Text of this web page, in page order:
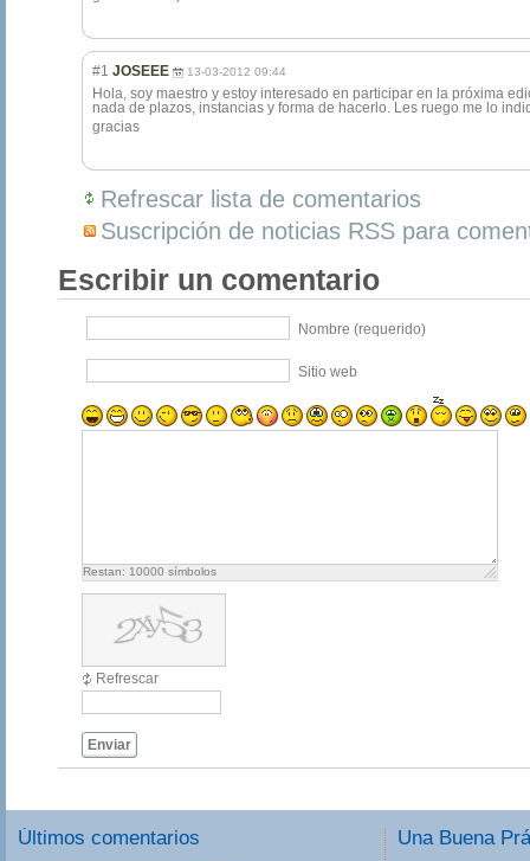
#1 JOSEEE 13-03-2012 09:44
Hola, soy maestro y estoy interesado en participar en la próxima
nada de plazos, instancias y forma de hacerlo. Les ruego me lo
gracias
Refrescar lista de comentarios
Suscripción de noticias RSS para
Escribir un comentario
Nombre (requerido)
Sitio web
Restan: 10000 símbolos
Refrescar
Enviar
Últimos comentarios Una Buena